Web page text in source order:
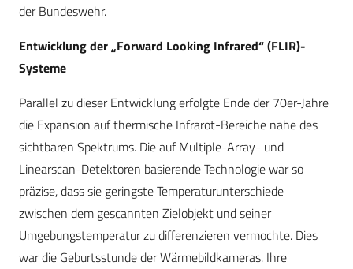
der Bundeswehr.
Entwicklung der „Forward Looking Infrared“ (FLIR)-
Systeme
Parallel zu dieser Entwicklung erfolgte Ende der 70er-Jahre
die Expansion auf thermische Infrarot-Bereiche nahe des
sichtbaren Spektrums. Die auf Multiple-Array- und
Linearscan-Detektoren basierende Technologie war so
präzise, dass sie geringste Temperaturunterschiede
zwischen dem gescannten Zielobjekt und seiner
Umgebungstemperatur zu differenzieren vermochte. Dies
war die Geburtsstunde der Wärmebildkameras. Ihre